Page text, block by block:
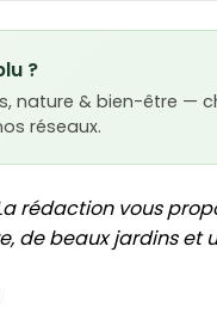
?
nature & bien-être —
réseaux.
rédaction vous
de beaux jardins